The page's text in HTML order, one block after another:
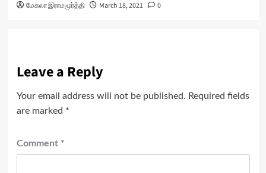
மேகலா இராமமூர்த்தி March 18, 2021 0
Leave a Reply
Your email address will not be published. Required fields
are marked *
Comment *